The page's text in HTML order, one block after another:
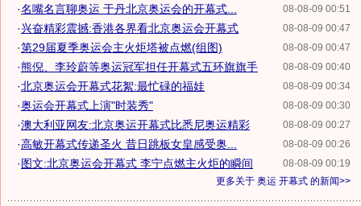
08-08-09 00:51
·名嘴名言聊奥运 于丹北京奥运会的开幕式...
08-08-09 00:47
·兴奋精彩震撼:香港各界看北京奥运会开幕式
08-08-09 00:47
·第29届夏季奥运会主火炬塔被点燃(组图)
08-08-09 00:40
·熊倪、李玲蔚等奥运冠军担任开幕式五环旗旗手
08-08-09 00:34
·北京奥运会开幕式花絮:最忙碌的福娃
08-08-09 00:30
·奥运会开幕式上演"时装秀"
08-08-09 00:27
·澳大利亚网友:北京奥运开幕式比悉尼奥运精彩
08-08-09 00:26
·高敏开幕式传递圣火 昔日跳板女皇感受奥...
08-08-09 00:19
·图文:北京奥运会开幕式 李宁点燃主火炬的瞬间
更多关于 奥运 开幕式 的新闻>>